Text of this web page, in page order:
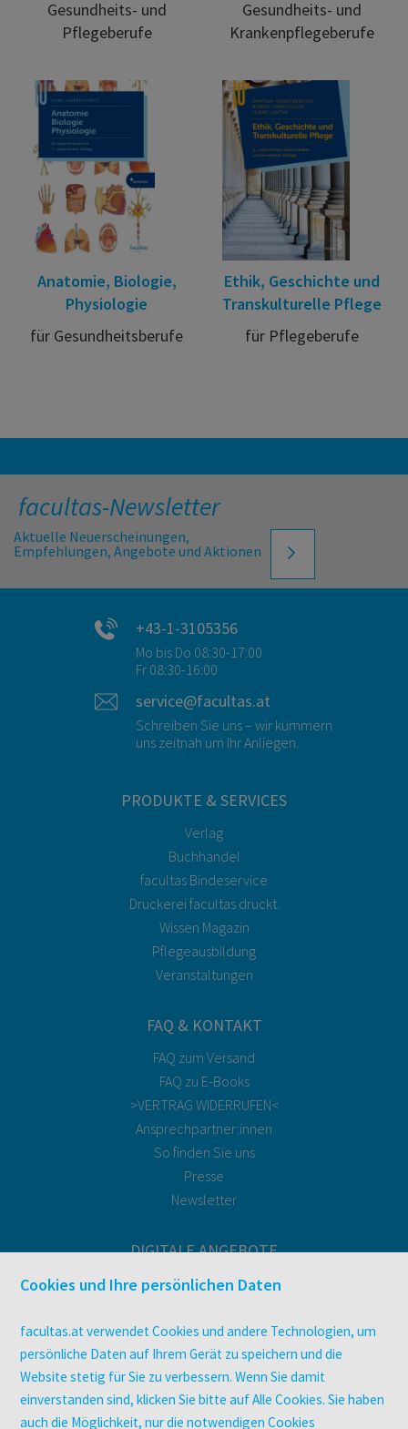
Gesundheits- und
Pflegeberufe
Gesundheits- und
Krankenpflegeberufe
Anatomie, Biologie,
Physiologie
für Gesundheitsberufe
Ethik, Geschichte und
Transkulturelle Pflege
für Pflegeberufe
facultas-Newsletter
Aktuelle Neuerscheinungen,
Empfehlungen, Angebote und Aktionen
+43-1-3105356
Mo bis Do 08:30-17:00
Fr 08:30-16:00
service@facultas.at
Schreiben Sie uns – wir kümmern
uns zeitnah um Ihr Anliegen.
PRODUKTE & SERVICES
Verlag
Buchhandel
facultas Bindeservice
Druckerei facultas druckt.
Wissen Magazin
Pflegeausbildung
Veranstaltungen
FAQ & KONTAKT
FAQ zum Versand
FAQ zu E-Books
>VERTRAG WIDERRUFEN<
Ansprechpartner:innen
So finden Sie uns
Presse
Newsletter
DIGITALE ANGEBOTE
Überblick
utb elibrary
E-Books
facultas Club
Cookies und Ihre persönlichen Daten
facultas.at verwendet Cookies und andere Technologien, um
persönliche Daten auf Ihrem Gerät zu speichern und die
Website stetig für Sie zu verbessern. Wenn Sie damit
einverstanden sind, klicken Sie bitte auf Alle Cookies. Sie haben
auch die Möglichkeit, nur die notwendigen Cookies